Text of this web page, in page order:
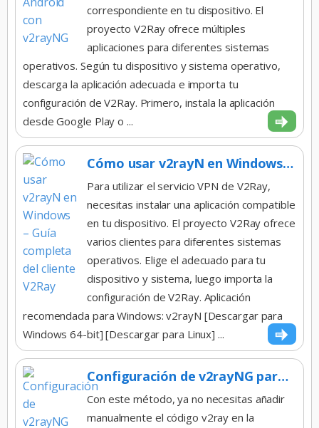
correspondiente en tu dispositivo. El
proyecto V2Ray ofrece múltiples
aplicaciones para diferentes sistemas
operativos. Según tu dispositivo y sistema operativo,
descarga la aplicación adecuada e importa tu
configuración de V2Ray. Primero, instala la aplicación
desde Google Play o ...
Cómo usar v2rayN en Windows – Guía completa del cliente V2Ray
Para utilizar el servicio VPN de V2Ray,
necesitas instalar una aplicación compatible
en tu dispositivo. El proyecto V2Ray ofrece
varios clientes para diferentes sistemas
operativos. Elige el adecuado para tu
dispositivo y sistema, luego importa la
configuración de V2Ray. Aplicación
recomendada para Windows: v2rayN [Descargar para
Windows 64-bit] [Descargar para Linux] ...
Configuración de v2rayNG para Android con enlace de suscripción
Con este método, ya no necesitas añadir
manualmente el código v2ray en la